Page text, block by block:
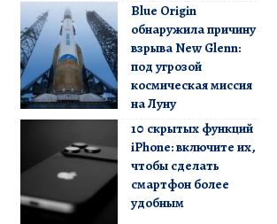
Blue Origin
обнаружила причину
взрыва New Glenn:
под угрозой
космическая миссия
на Луну
10 скрытых функций
iPhone: включите их,
чтобы сделать
смартфон более
удобным